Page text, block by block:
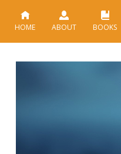
HOME ABOUT BOOKS